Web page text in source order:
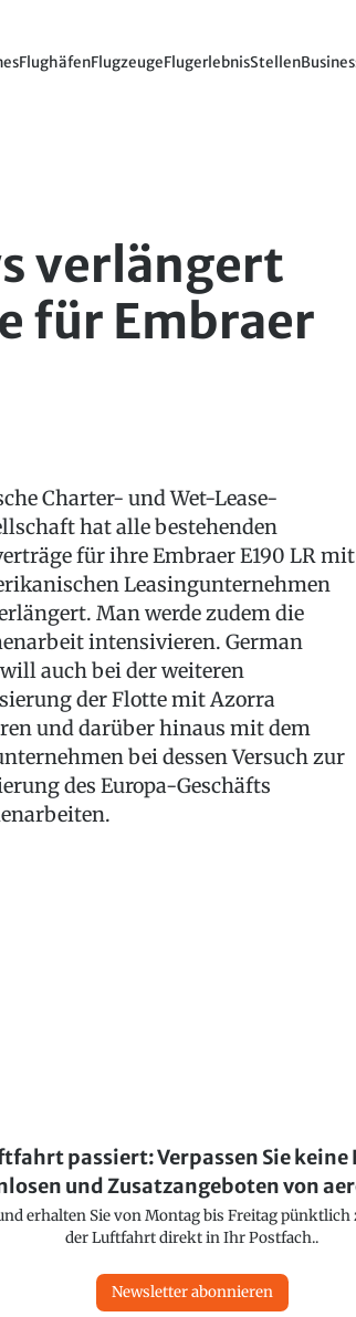
FlughäfenFlugzeugeFlugerlebnisStellen
verlängert
für Embraer
Charter- und Wet-Lease-
hat alle bestehenden
für ihre Embraer E190 LR mit
Leasingunternehmen
Man werde zudem die
intensivieren. German
auch bei der weiteren
der Flotte mit Azorra
und darüber hinaus mit dem
bei dessen Versuch zur
des Europa-Geschäfts
passiert: Verpassen Sie
und Zusatzangeboten von
erhalten Sie von Montag bis Freitag
der Luftfahrt direkt in Ihr Postfach..
Newsletter abonnieren